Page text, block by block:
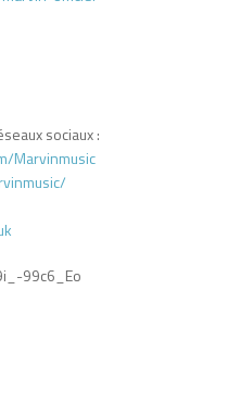
sociaux :
Marvinmusic
99c6_Eo